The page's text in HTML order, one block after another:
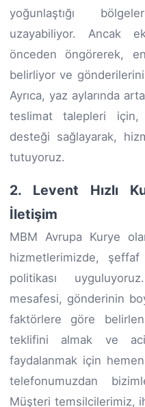
yoğunlaştığı
uzayabiliyor. Ancak
önceden öngörerek,
belirliyor ve
Ayrıca, yaz aylarında
teslimat talepleri
desteği sağlayarak,
tutuyoruz.
2. Levent Hızlı
İletişim
MBM Avrupa Kurye
hizmetlerimizde,
politikası
mesafesi, gönderinin
faktörlere göre
teklifini almak ve
faydalanmak için hemen
telefonumuzdan
Müşteri temsilcilerimiz,